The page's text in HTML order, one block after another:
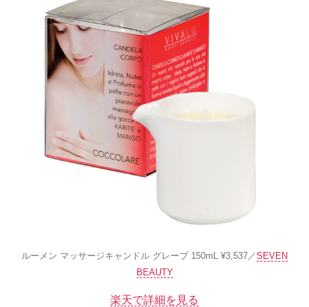
ルーメン マッサージキャンドル グレープ 150mL ¥3,537／SEVEN
BEAUTY
楽天で詳細を見る